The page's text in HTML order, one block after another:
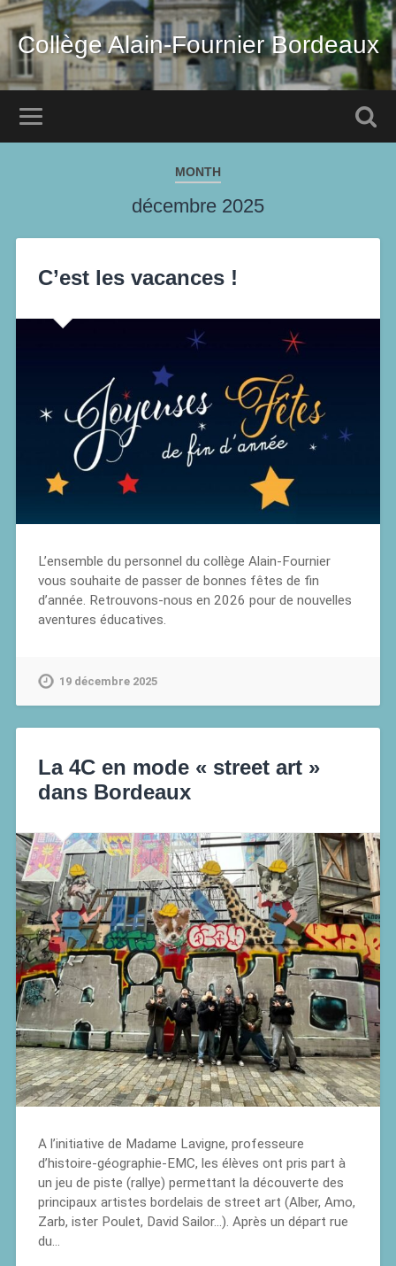
Collège Alain-Fournier Bordeaux
MONTH
décembre 2025
C’est les vacances !
L’ensemble du personnel du collège Alain-Fournier
vous souhaite de passer de bonnes fêtes de fin
d’année. Retrouvons-nous en 2026 pour de nouvelles
aventures éducatives.
19 décembre 2025
La 4C en mode « street art »
dans Bordeaux
A l’initiative de Madame Lavigne, professeure
d’histoire-géographie-EMC, les élèves ont pris part à
un jeu de piste (rallye) permettant la découverte des
principaux artistes bordelais de street art (Alber, Amo,
Zarb, ister Poulet, David Sailor…). Après un départ rue
du…